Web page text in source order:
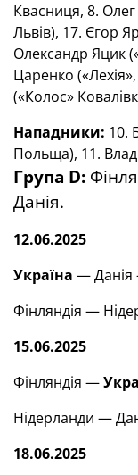
Квасниця, 8.
Львів), 17. Єгор
Олександр Яцик
Царенко
(«Колос»
Нападники: 10.
Польща), 11.
Група D:
Данія.
12.06.2025
Україна — Данія
Фінляндія —
15.06.2025
Фінляндія —
Нідерланди —
18.06.2025